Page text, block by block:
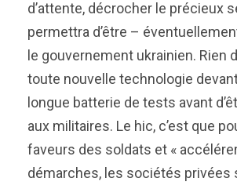
d’attente, décrocher le précieux
permettra d’être –
le gouvernement ukrainien. Rien
toute nouvelle technologie
longue batterie de tests avant
aux militaires. Le hic, c’est que
faveurs des soldats et «
démarches, les sociétés privées